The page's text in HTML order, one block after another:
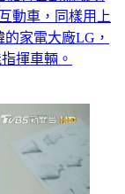
動車，同樣用上
家電大廠LG，
揮車輛。